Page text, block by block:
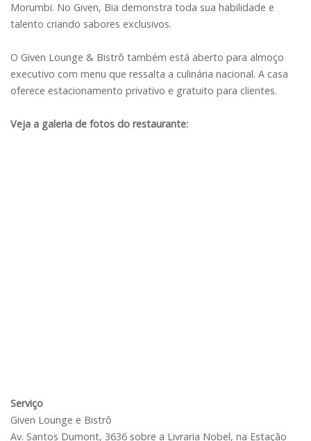
Morumbi. No Given, Bia demonstra toda sua habilidade e
talento criando sabores exclusivos.
O Given Lounge & Bistrô também está aberto para almoço
executivo com menu que ressalta a culinária nacional. A casa
oferece estacionamento privativo e gratuito para clientes.
Veja a galeria de fotos do restaurante:
Serviço
Given Lounge e Bistrô
Av. Santos Dumont, 3636 sobre a Livraria Nobel, na Estação